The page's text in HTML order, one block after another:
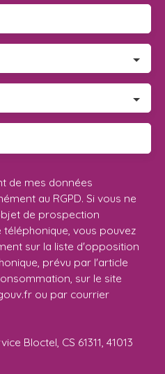
de mes données
au RGPD. Si vous ne
de prospection
vous pouvez
sur la liste d'opposition
prévu par l'article
sur le site
ou par courrier
Bloctel, CS 61311, 41013